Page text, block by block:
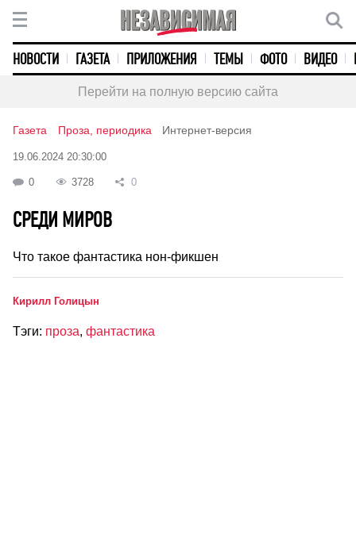
НОВОСТИ ГАЗЕТА ПРИЛОЖЕНИЯ ТЕМЫ ФОТО ВИДЕО
Перейти на полную версию сайта
Газета Проза, периодика Интернет-версия
19.06.2024 20:30:00
0 3728 0
СРЕДИ МИРОВ
Что такое фантастика нон-фикшен
Кирилл Голицын
Тэги: проза, фантастика